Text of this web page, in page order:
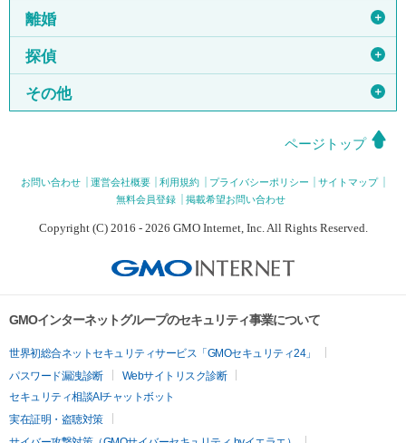
離婚 ＋
探偵 ＋
その他 ＋
ページトップ
お問い合わせ 運営会社概要 利用規約 プライバシーポリシー
サイトマップ
無料会員登録
掲載希望お問い合わせ
Copyright (C) 2016 - 2026 GMO Internet, Inc. All Rights Reserved.
GMOインターネットグループのセキュリティ事業について
世界初総合ネットセキュリティサービス「GMOセキュリティ24」
パスワード漏洩診断
Webサイトリスク診断
セキュリティ相談AIチャットボット
実在証明・盗聴対策